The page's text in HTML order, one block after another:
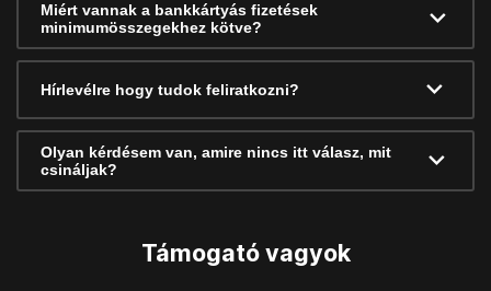
Miért vannak a bankkártyás fizetések
minimumösszegekhez kötve?
Hírlevélre hogy tudok feliratkozni?
Olyan kérdésem van, amire nincs itt válasz, mit
csináljak?
Támogató vagyok